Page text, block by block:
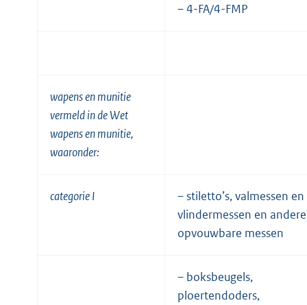
– 4-FA/4-FMP
wapens en munitie
vermeld in de Wet
wapens en munitie,
waaronder:
categorie I
– stiletto’s, valmessen en
vlindermessen en andere
opvouwbare messen
– boksbeugels,
ploertendoders,